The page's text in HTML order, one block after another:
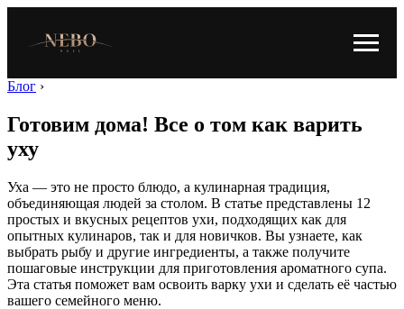
Блог ›
Готовим дома! Все о том как варить
уху
Уха — это не просто блюдо, а кулинарная традиция,
объединяющая людей за столом. В статье представлены 12
простых и вкусных рецептов ухи, подходящих как для
опытных кулинаров, так и для новичков. Вы узнаете, как
выбрать рыбу и другие ингредиенты, а также получите
пошаговые инструкции для приготовления ароматного супа.
Эта статья поможет вам освоить варку ухи и сделать её частью
вашего семейного меню.